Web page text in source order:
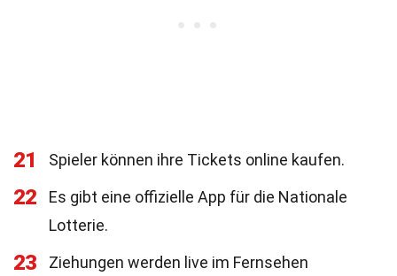
21 Spieler können ihre Tickets online kaufen.
22
Es gibt eine offizielle App für die Nationale
Lotterie.
23
Ziehungen werden live im Fernsehen